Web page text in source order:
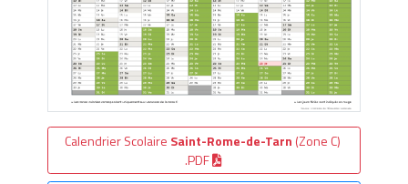
Calendrier Scolaire Saint-Rome-de-Tarn (Zone C)
.PDF